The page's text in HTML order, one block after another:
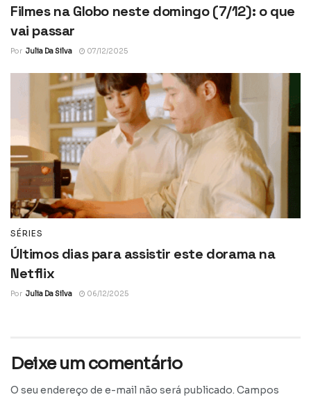
Filmes na Globo neste domingo (7/12): o que
vai passar
Por Julia Da Silva 07/12/2025
SÉRIES
Últimos dias para assistir este dorama na
Netflix
Por Julia Da Silva 06/12/2025
Deixe um comentário
O seu endereço de e-mail não será publicado. Campos